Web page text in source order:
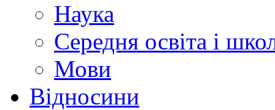
Наука
Середня освіта і
Мови
Відносини